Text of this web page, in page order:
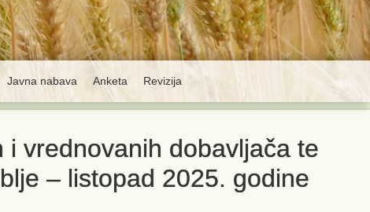
Javna nabava Anketa Revizija
vrednovanih dobavljača te
– listopad 2025. godine